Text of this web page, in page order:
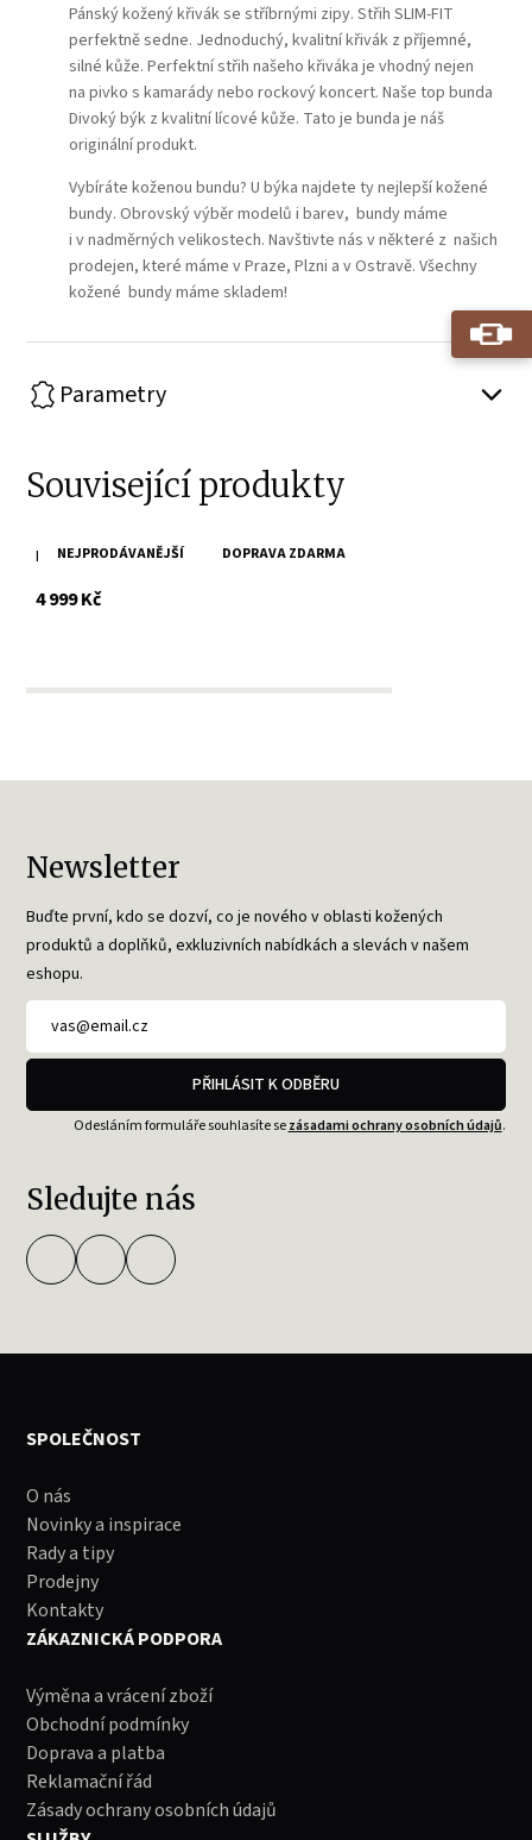
Pánský kožený křivák se stříbrnými zipy. Střih SLIM-FIT
perfektně sedne. Jednoduchý, kvalitní křivák z příjemné,
silné kůže. Perfektní střih našeho křiváka je vhodný nejen
na pivko s kamarády nebo rockový koncert. Naše top bunda
Divoký býk z kvalitní lícové kůže. Tato je bunda je náš
originální produkt.
Vybíráte koženou bundu? U býka najdete ty nejlepší kožené
bundy. Obrovský výběr modelů i barev, bundy máme
i v nadměrných velikostech. Navštivte nás v některé z našich
prodejen, které máme v Praze, Plzni a v Ostravě. Všechny
kožené bundy máme skladem!
Parametry
Související produkty
NEJPRODÁVANĚJŠÍ DOPRAVA ZDARMA
Pánský tmavě zelený kožený křivák MMKunro
4 999 Kčs DPH
Newsletter
Buďte první, kdo se dozví, co je nového v oblasti kožených
produktů a doplňků, exkluzivních nabídkách a slevách v našem
eshopu.
PŘIHLÁSIT K ODBĚRU
Odesláním formuláře souhlasíte sezásadami ochrany osobních údajů.
Sledujte nás
SPOLEČNOST
O nás
Novinky a inspirace
Rady a tipy
Prodejny
Kontakty
ZÁKAZNICKÁ PODPORA
Výměna a vrácení zboží
Obchodní podmínky
Doprava a platba
Reklamační řád
Zásady ochrany osobních údajů